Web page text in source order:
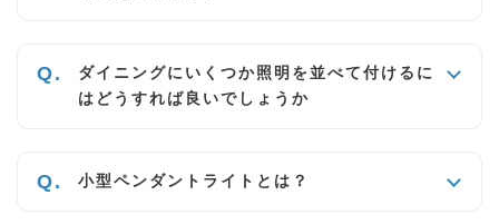
ダイニングにいくつか照明を並べて付けるに
はどうすれば良いでしょうか
小型ペンダントライトとは？